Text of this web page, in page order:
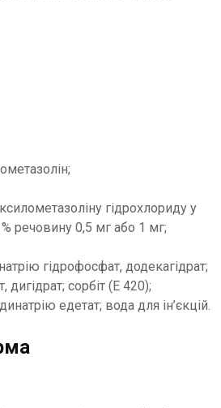
гідрохлориду у
речовину 0,5 мг або 1 мг;
гідрофосфат, додекагідрат;
дигідрат; сорбіт (Е 420);
едетат; вода для ін’єкцій.